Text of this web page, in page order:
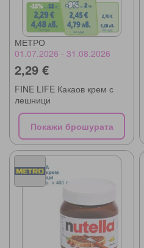
МЕТРО
01.07.2026 - 31.08.2026
2,29 €
FINE LIFE Какаов крем с
лешници
Покажи брошурата